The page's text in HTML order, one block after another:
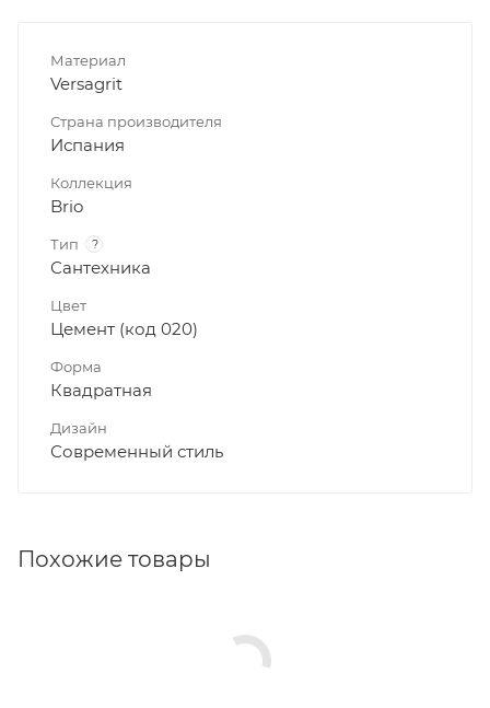
Материал
Versagrit
Страна производителя
Испания
Коллекция
Brio
Тип ?
Сантехника
Цвет
Цемент (код 020)
Форма
Квадратная
Дизайн
Современный стиль
Похожие товары